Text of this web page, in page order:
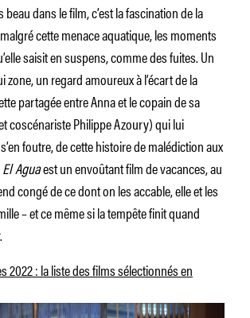
beau dans le film, c’est la fascination de la
cette menace aquatique, les moments
saisit en suspens, comme des fuites. Un
zone, un regard amoureux à l’écart de la
partagée entre Anna et le copain de sa
coscénariste Philippe Azoury) qui lui
foutre, de cette histoire de malédiction aux
El Aguaest un envoûtant film de vacances, au
congé de ce dont on les accable, elle et les
– et ce même si la tempête finit quand
2022 : la liste des films sélectionnés en